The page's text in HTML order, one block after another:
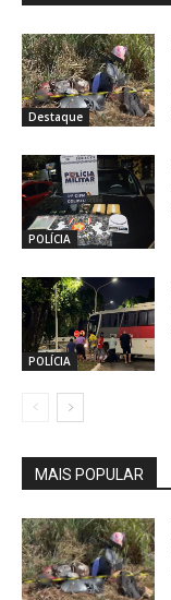
Destaque
POLÍCIA
POLÍCIA
MAIS POPULAR